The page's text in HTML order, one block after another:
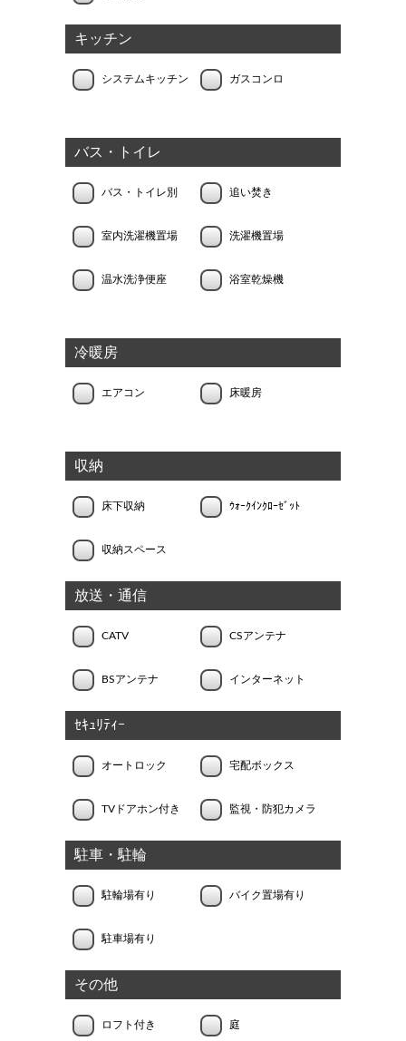
キッチン
システムキッチン ガスコンロ
バス・トイレ
バス・トイレ別 追い焚き
室内洗濯機置場 洗濯機置場
温水洗浄便座 浴室乾燥機
冷暖房
エアコン 床暖房
収納
床下収納 ｳｫｰｸｲﾝｸﾛｰｾﾞｯﾄ
収納スペース
放送・通信
CATV CSアンテナ
BSアンテナ インターネット
ｾｷｭﾘﾃｨｰ
オートロック 宅配ボックス
TVドアホン付き 監視・防犯カメラ
駐車・駐輪
駐輪場有り バイク置場有り
駐車場有り
その他
ロフト付き 庭